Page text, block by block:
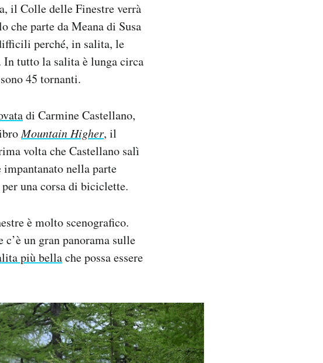
il Colle delle Finestre verrà
che parte da Meana di Susa
perché, in salita, le
In tutto la salita è lunga circa
45 tornanti.
di Carmine Castellano,
Mountain Higher, il
volta che Castellano salì
nella parte
una corsa di biciclette.
è molto scenografico.
un gran panorama sulle
più bellache possa essere